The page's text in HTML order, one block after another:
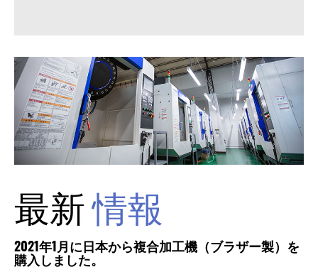
最新情報
2021年1月に日本から複合加工機（ブラザー製）を
購入しました。